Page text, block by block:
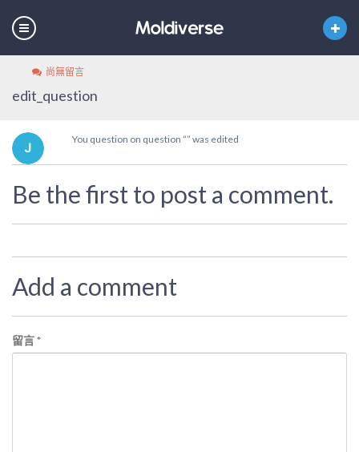
尚無留言
edit_question
You question on question “” was edited
Be the first to post a comment.
Add a comment
留言*